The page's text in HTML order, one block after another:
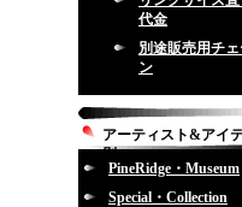
代金
別途販売用チ
ン
アーティスト&アイ
別
PineRidge・Museum
Special・Collection